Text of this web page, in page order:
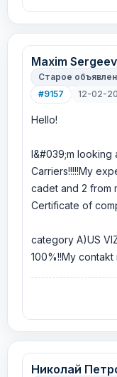
Maxim
Старое
#9157
12-02-
Hello!
I&#039;m looking
Carriers!!!!!My
cadet and 2 from
Certificate of
category A)US
100%!!My
Николай